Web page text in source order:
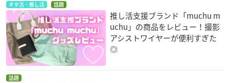
オタ活・推し活 話題
推し活支援ブランド「muchu m
uchu」の商品をレビュー！撮影
アシストワイヤーが便利すぎた
◎
話題